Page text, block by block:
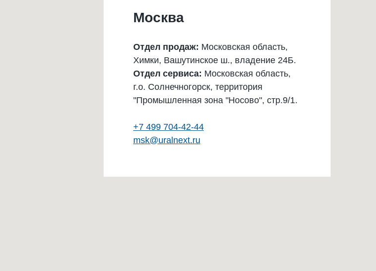
Москва
Отдел продаж: Московская область,
Химки, Вашутинское ш., владение 24Б.
Отдел сервиса: Московская область,
г.о. Солнечногорск, территория
"Промышленная зона "Носово", стр.9/1.
+7 499 704-42-44
msk@uralnext.ru